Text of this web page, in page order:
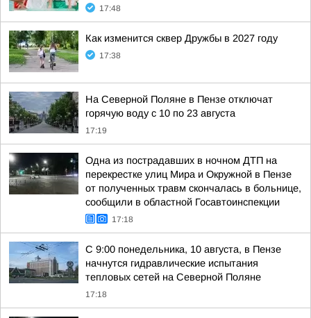
17:48
Как изменится сквер Дружбы в 2027 году
17:38
На Северной Поляне в Пензе отключат
горячую воду с 10 по 23 августа
17:19
Одна из пострадавших в ночном ДТП на
перекрестке улиц Мира и Окружной в Пензе
от полученных травм скончалась в больнице,
сообщили в областной Госавтоинспекции
17:18
С 9:00 понедельника, 10 августа, в Пензе
начнутся гидравлические испытания
тепловых сетей на Северной Поляне
17:18